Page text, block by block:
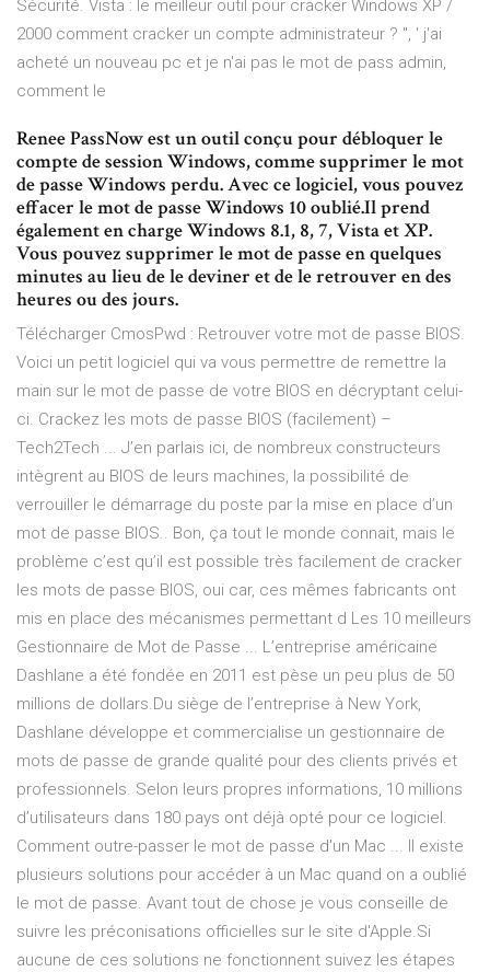
Sécurité. Vista : le meilleur outil pour cracker Windows XP /
2000 comment cracker un compte administrateur ? ", ' j'ai
acheté un nouveau pc et je n'ai pas le mot de pass admin,
comment le
Renee PassNow est un outil conçu pour débloquer le
compte de session Windows, comme supprimer le mot
de passe Windows perdu. Avec ce logiciel, vous pouvez
effacer le mot de passe Windows 10 oublié.Il prend
également en charge Windows 8.1, 8, 7, Vista et XP.
Vous pouvez supprimer le mot de passe en quelques
minutes au lieu de le deviner et de le retrouver en des
heures ou des jours.
Télécharger CmosPwd : Retrouver votre mot de passe BIOS.
Voici un petit logiciel qui va vous permettre de remettre la
main sur le mot de passe de votre BIOS en décryptant celui-
ci. Crackez les mots de passe BIOS (facilement) –
Tech2Tech ... J’en parlais ici, de nombreux constructeurs
intègrent au BIOS de leurs machines, la possibilité de
verrouiller le démarrage du poste par la mise en place d’un
mot de passe BIOS.. Bon, ça tout le monde connait, mais le
problème c’est qu’il est possible très facilement de cracker
les mots de passe BIOS, oui car, ces mêmes fabricants ont
mis en place des mécanismes permettant d Les 10 meilleurs
Gestionnaire de Mot de Passe ... L’entreprise américaine
Dashlane a été fondée en 2011 est pèse un peu plus de 50
millions de dollars.Du siège de l’entreprise à New York,
Dashlane développe et commercialise un gestionnaire de
mots de passe de grande qualité pour des clients privés et
professionnels. Selon leurs propres informations, 10 millions
d’utilisateurs dans 180 pays ont déjà opté pour ce logiciel.
Comment outre-passer le mot de passe d'un Mac ... Il existe
plusieurs solutions pour accéder à un Mac quand on a oublié
le mot de passe. Avant tout de chose je vous conseille de
suivre les préconisations officielles sur le site d'Apple.Si
aucune de ces solutions ne fonctionnent suivez les étapes